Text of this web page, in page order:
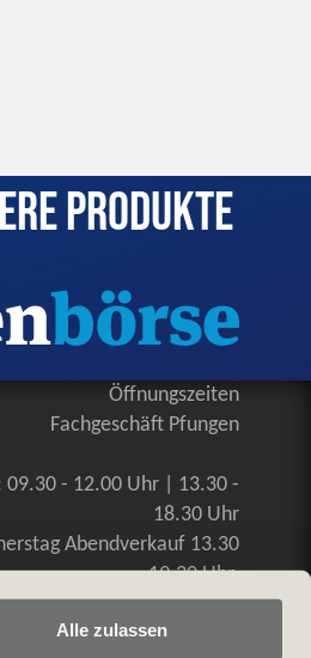
Alle zulassen
Produkte
Öffnungszeiten
Fachgeschäft Pfungen
09.30 - 12.00 Uhr | 13.30 -
18.30 Uhr
Abendverkauf 13.30
-19.30 Uhr
- 16.00 Uhr, durchgehend